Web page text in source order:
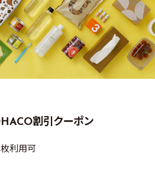
割引クーポン
枚利用可